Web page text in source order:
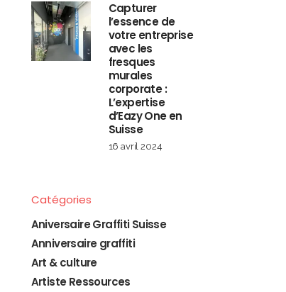
Capturer
l’essence de
votre entreprise
avec les
fresques
murales
corporate :
L’expertise
d’Eazy One en
Suisse
16 avril 2024
Catégories
Aniversaire Graffiti Suisse
Anniversaire graffiti
Art & culture
Artiste Ressources